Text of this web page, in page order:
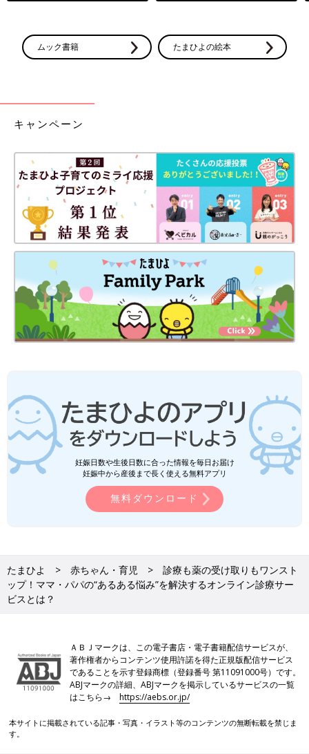
ムック書籍 たまひよの絵本
キャンペーン
妊娠日数や生後日数に合った情報を毎日お届け
妊娠中から産後まで長く使える無料アプリ
無料ダウンロード
たまひよ 赤ちゃん・育児
診療も薬の受け取りもワンスト
ップ！ママ・パパの“あるある悩み”を解決するオンライン診療サー
ビスとは？
ＡＢＪマークは、この電子書店・電子書籍配信サービスが、
著作権者からコンテンツ使用許諾を得た正規版配信サービス
であることを示す登録商標（登録番号 第11091000号）です。
ABJマークの詳細、ABJマークを掲示しているサービスの一覧
はこちら→https://aebs.or.jp/
本サイトに掲載されている記事・写真・イラスト等のコンテンツの無断転載を禁じま
す。